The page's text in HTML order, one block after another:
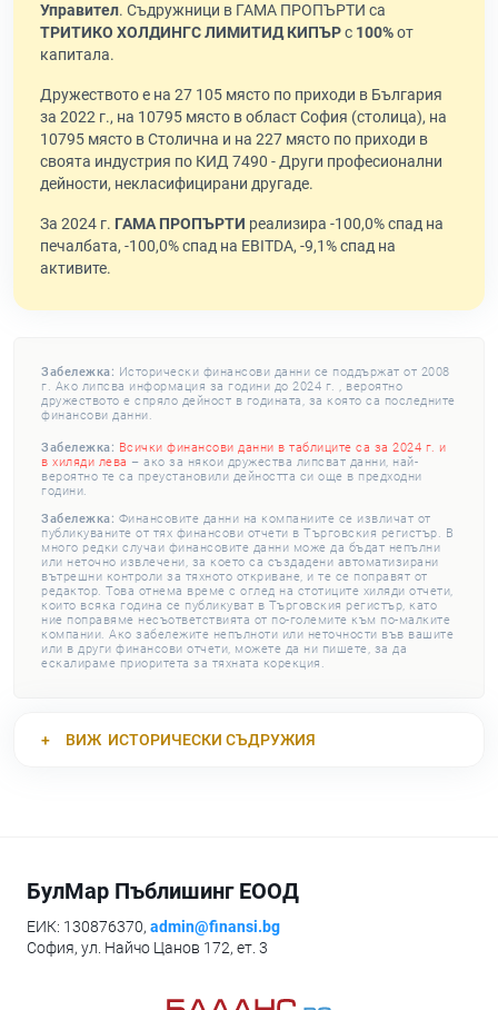
Управител. Съдружници в ГАМА ПРОПЪРТИ са
ТРИТИКО ХОЛДИНГС ЛИМИТИД КИПЪРс 100%от
капитала.
Дружеството е на 27 105 място по приходи в България
за 2022 г., на 10795 място в област София (столица), на
10795 място в Столична и на 227 място по приходи в
своята индустрия по КИД 7490 - Други професионални
дейности, некласифицирани другаде.
За 2024 г. ГАМА ПРОПЪРТИ реализира -100,0% спад на
печалбата, -100,0% спад на EBITDA, -9,1% спад на
активите.
Забележка: Исторически финансови данни се поддържат от 2008
г. Ако липсва информация за години до 2024 г. , вероятно
дружеството е спряло дейност в годината, за която са последните
финансови данни.
Забележка: Всички финансови данни в таблиците са за 2024 г. и
в хиляди лева – ако за някои дружества липсват данни, най-
вероятно те са преустановили дейността си още в предходни
години.
Забележка: Финансовите данни на компаниите се извличат от
публикуваните от тях финансови отчети в Търговския регистър. В
много редки случаи финансовите данни може да бъдат непълни
или неточно извлечени, за което са създадени автоматизирани
вътрешни контроли за тяхното откриване, и те се поправят от
редактор. Това отнема време с оглед на стотиците хиляди отчети,
които всяка година се публикуват в Търговския регистър, като
ние поправяме несъответствията от по-големите към по-малките
компании. Ако забележите непълноти или неточности във вашите
или в други финансови отчети, можете да ни пишете, за да
ескалираме приоритета за тяхната корекция.
ВИЖ ИСТОРИЧЕСКИ СЪДРУЖИЯ
БулМар Пъблишинг ЕООД
ЕИК: 130876370, admin@finansi.bg
София, ул. Найчо Цанов 172, ет. 3